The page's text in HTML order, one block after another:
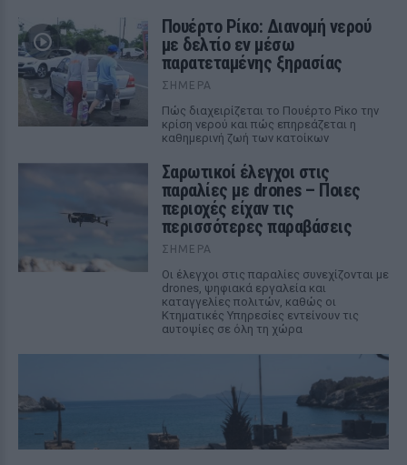
Πουέρτο Ρίκο: Διανομή νερού
με δελτίο εν μέσω
παρατεταμένης ξηρασίας
ΣΉΜΕΡΑ
Πώς διαχειρίζεται το Πουέρτο Ρίκο την
κρίση νερού και πώς επηρεάζεται η
καθημερινή ζωή των κατοίκων
Σαρωτικοί έλεγχοι στις
παραλίες με drones – Ποιες
περιοχές είχαν τις
περισσότερες παραβάσεις
ΣΉΜΕΡΑ
Οι έλεγχοι στις παραλίες συνεχίζονται με
drones, ψηφιακά εργαλεία και
καταγγελίες πολιτών, καθώς οι
Κτηματικές Υπηρεσίες εντείνουν τις
αυτοψίες σε όλη τη χώρα